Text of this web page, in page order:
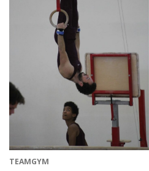
TEAMGYM